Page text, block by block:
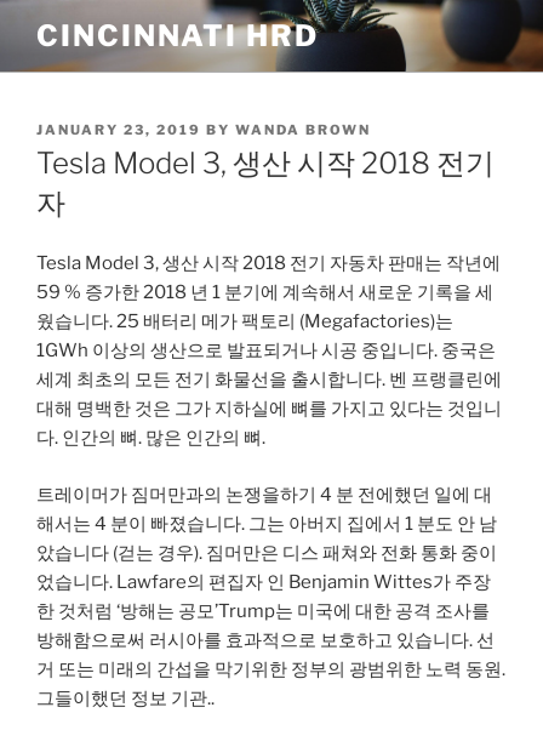
content
CINCINNATI HRD
POSTED
ON
JANUARY 23, 2019 BY WANDA BROWN
Tesla Model 3, 생산 시작 2018 전기
자
Tesla Model 3, 생산 시작 2018 전기 자동차 판매는 작년에
59 % 증가한 2018 년 1 분기에 계속해서 새로운 기록을 세
웠습니다. 25 배터리 메가 팩토리 (Megafactories)는
1GWh 이상의 생산으로 발표되거나 시공 중입니다. 중국은
세계 최초의 모든 전기 화물선을 출시합니다. 벤 프랭클린에
대해 명백한 것은 그가 지하실에 뼈를 가지고 있다는 것입니
다. 인간의 뼈. 많은 인간의 뼈.
트레이머가 짐머만과의 논쟁을하기 4 분 전에했던 일에 대
해서는 4 분이 빠졌습니다. 그는 아버지 집에서 1 분도 안 남
았습니다 (걷는 경우). 짐머만은 디스 패쳐와 전화 통화 중이
었습니다. Lawfare의 편집자 인 Benjamin Wittes가 주장
한 것처럼 ‘방해는 공모’Trump는 미국에 대한 공격 조사를
방해함으로써 러시아를 효과적으로 보호하고 있습니다. 선
거 또는 미래의 간섭을 막기위한 정부의 광범위한 노력 동원.
그들이했던 정보 기관..